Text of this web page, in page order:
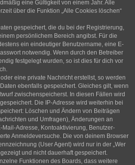
eine Gültigkeit von einem Jahr. Alle
über die Funktion „Alle Cookies löschen“
gespeichert, die du bei der Registrierung,
persönlichem Bereich angibst. Für die
ein eindeutiger Benutzername, eine E-
notwendig. Wenn durch den Betreiber
festgelegt wurden, so ist dies für dich vor
eine private Nachricht erstellst, so werden
ebenfalls gespeichert. Gleiches gilt, wenn
zwischenspeicherst. In diesen Fällen wird
Die IP-Adresse wird weiterhin bei
Löschen und Ändern von Beiträgen
und Umfragen), Änderungen an
Adresse, Kontoaktivierung, Benutzer-
Anmeldeversuche. Die von deinem Browser
(User Agent) wird nur in der „Wer
und nicht dauerhaft gespeichert.
Funktionen des Boards, dass weitere